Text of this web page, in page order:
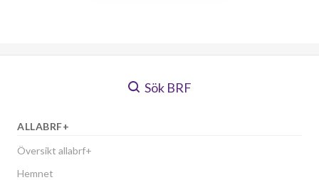
Sök BRF
ALLABRF+
Översikt allabrf+
Hemnet